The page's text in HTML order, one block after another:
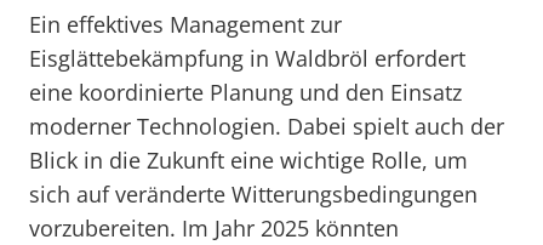
Ein effektives Management zur
Eisglättebekämpfung in Waldbröl erfordert
eine koordinierte Planung und den Einsatz
moderner Technologien. Dabei spielt auch der
Blick in die Zukunft eine wichtige Rolle, um
sich auf veränderte Witterungsbedingungen
vorzubereiten. Im Jahr 2025 könnten